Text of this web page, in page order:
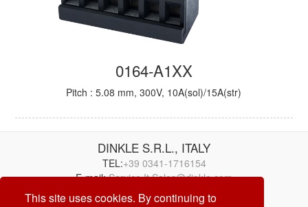
This site uses cookies. By continuing to
0164-A1XX
Pitch : 5.08 mm, 300V, 10A(sol)/15A(str)
DINKLE S.R.L., ITALY
TEL:+39 0341-1716154
E-mail:Service.It.Sales@dinkle.com